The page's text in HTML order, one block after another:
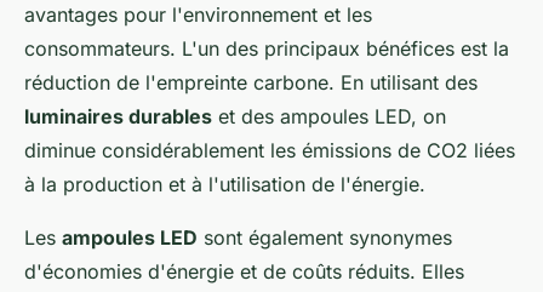
avantages pour l'environnement et les
consommateurs. L'un des principaux bénéfices est la
réduction de l'empreinte carbone. En utilisant des
luminaires durables et des ampoules LED, on
diminue considérablement les émissions de CO2 liées
à la production et à l'utilisation de l'énergie.
Les ampoules LED sont également synonymes
d'économies d'énergie et de coûts réduits. Elles